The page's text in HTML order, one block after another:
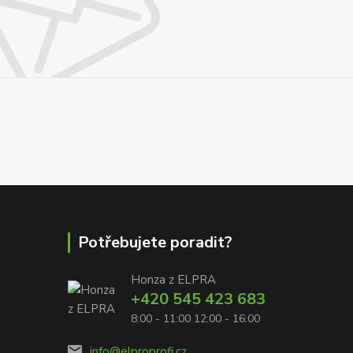
Potřebujete poradit?
Honza z ELPRA
+420 545 423 683
8:00 - 11:00 12:00 - 16:00